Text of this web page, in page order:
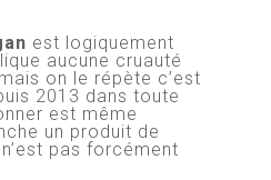
est logiquement
aucune cruauté
on le répète c’est
2013 dans toute
est même
un produit de
pas forcément